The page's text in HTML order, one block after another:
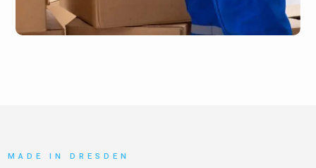
MADE IN DRESDEN